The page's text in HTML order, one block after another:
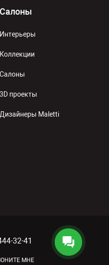
Салоны
Интерьеры
Коллекции
Салоны
3D проекты
Дизайнеры Maletti
32-41
МНЕ